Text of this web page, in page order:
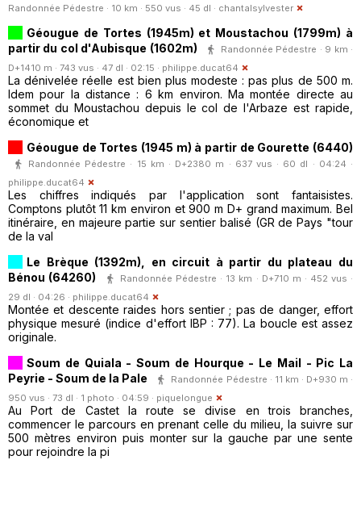
Randonnée Pédestre · 10 km · 550 vus · 45 dl · chantalsylvester
Géougue de Tortes (1945m) et Moustachou (1799m) à
partir du col d'Aubisque (1602m)
Randonnée Pédestre · 9 km ·
D+1410 m · 743 vus · 47 dl · 02:15 · philippe.ducat64
La dénivelée réelle est bien plus modeste : pas plus de 500 m.
Idem pour la distance : 6 km environ. Ma montée directe au
sommet du Moustachou depuis le col de l'Arbaze est rapide,
économique et
Géougue de Tortes (1945 m) à partir de Gourette (6440)
Randonnée Pédestre · 15 km · D+2380 m · 637 vus · 60 dl · 04:24 ·
philippe.ducat64
Les chiffres indiqués par l'application sont fantaisistes.
Comptons plutôt 11 km environ et 900 m D+ grand maximum. Bel
itinéraire, en majeure partie sur sentier balisé (GR de Pays "tour
de la val
Le Brèque (1392m), en circuit à partir du plateau du
Bénou (64260)
Randonnée Pédestre · 13 km · D+710 m · 452 vus ·
29 dl · 04:26 · philippe.ducat64
Montée et descente raides hors sentier ; pas de danger, effort
physique mesuré (indice d'effort IBP : 77). La boucle est assez
originale.
Soum de Quiala - Soum de Hourque - Le Mail - Pic La
Peyrie - Soum de la Pale
Randonnée Pédestre · 11 km · D+930 m ·
950 vus · 73 dl · 1 photo · 04:59 · piquelongue
Au Port de Castet la route se divise en trois branches,
commencer le parcours en prenant celle du milieu, la suivre sur
500 mètres environ puis monter sur la gauche par une sente
pour rejoindre la pi